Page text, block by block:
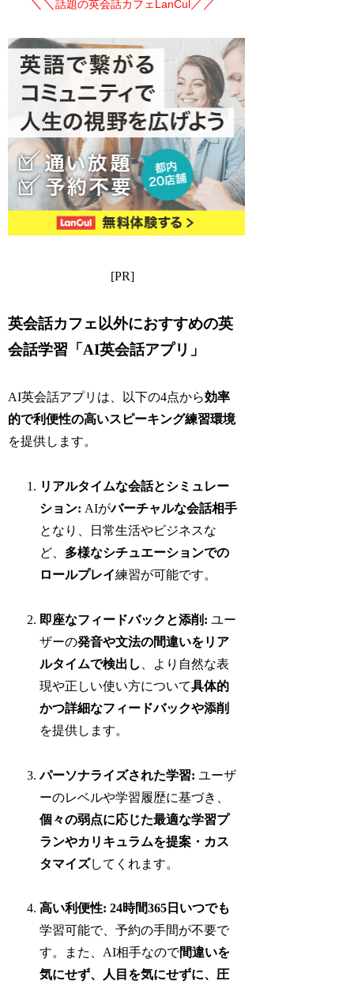
＼＼話題の英会話カフェLanCul／／
[PR]
英会話カフェ以外におすすめの英
会話学習「AI英会話アプリ」
AI英会話アプリは、以下の4点から効率
的で利便性の高いスピーキング練習環境
を提供します。
リアルタイムな会話とシミュレー
ション: AIがバーチャルな会話相手
となり、日常生活やビジネスな
ど、 多様なシチュエーションでの
ロールプレイ練習が可能です。
即座なフィードバックと添削: ユー
ザーの発音や文法の間違いをリア
ルタイムで検出し
、より自然な表
現や正しい使い方について具体的
かつ詳細なフィードバックや添削
を提供します。
パーソナライズされた学習: ユーザ
ーのレベルや学習履歴に基づき、
個々の弱点に応じた最適な学習プ
ランやカリキュラムを提案・カス
タマイズしてくれます。
高い利便性: 24時間365日いつでも
学習可能で、予約の手間が不要で
す。また、AI相手なので間違いを
気にせず、人目を気にせずに、圧